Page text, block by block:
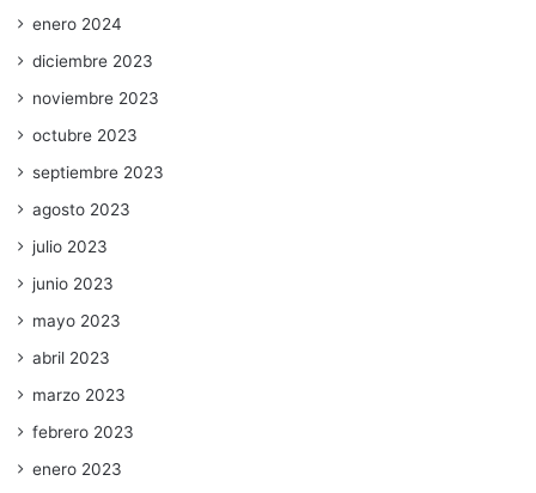
enero 2024
diciembre 2023
noviembre 2023
octubre 2023
septiembre 2023
agosto 2023
julio 2023
junio 2023
mayo 2023
abril 2023
marzo 2023
febrero 2023
enero 2023